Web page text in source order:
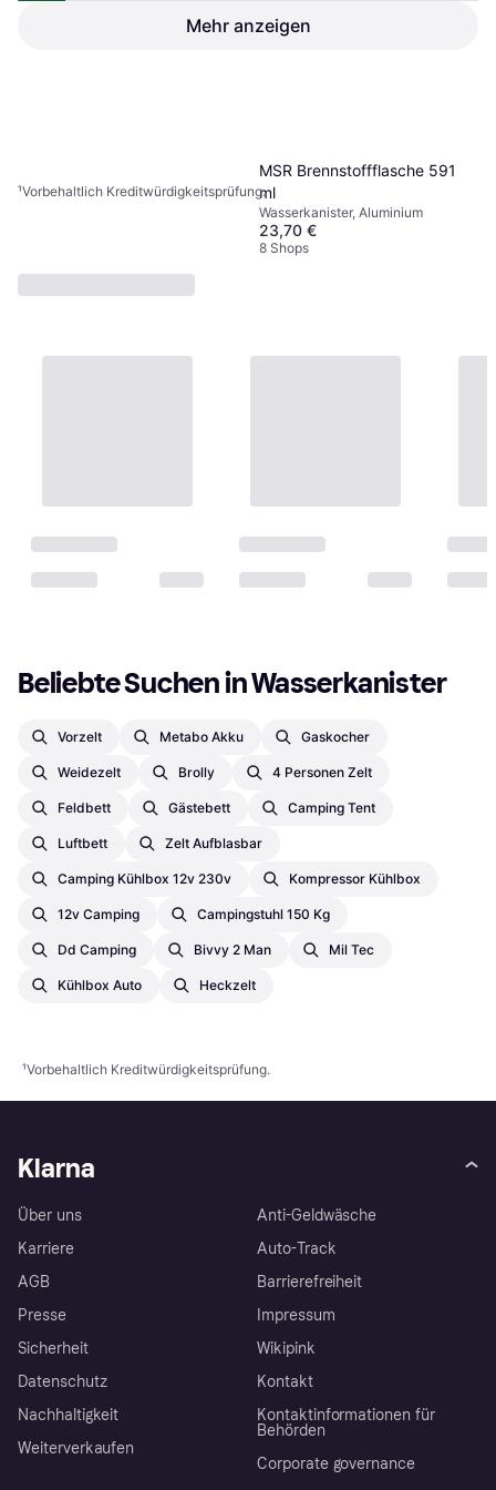
MSR Brennstoffflasche 591
ml
Wasserkanister, Aluminium
23,70 €
8 Shops
Mehr anzeigen
¹Vorbehaltlich Kreditwürdigkeitsprüfung.
Beliebte Suchen in Wasserkanister
Vorzelt Metabo Akku Gaskocher
Weidezelt Brolly 4 Personen Zelt
Feldbett Gästebett Camping Tent
Luftbett Zelt Aufblasbar
Camping Kühlbox 12v 230v Kompressor Kühlbox
12v Camping Campingstuhl 150 Kg
Dd Camping Bivvy 2 Man Mil Tec
Kühlbox Auto Heckzelt
¹Vorbehaltlich Kreditwürdigkeitsprüfung.
Klarna
Über uns
Karriere
AGB
Presse
Sicherheit
Datenschutz
Nachhaltigkeit
Weiterverkaufen
Anti-Geldwäsche
Auto-Track
Barrierefreiheit
Impressum
Wikipink
Kontakt
Kontaktinformationen für
Behörden
Corporate governance